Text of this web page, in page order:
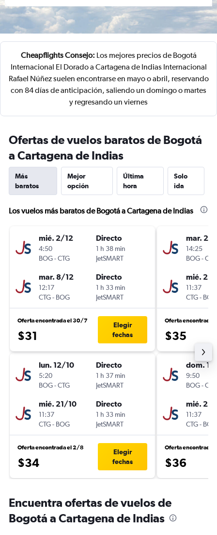
Cheapflights Consejo: Los mejores precios de Bogotá
Internacional El Dorado a Cartagena de Indias Internacional
Rafael Núñez suelen encontrarse en mayo o abril, reservando
con 84 días de anticipación, saliendo un domingo o martes
y regresando un viernes
Ofertas de vuelos baratos de Bogotá
a Cartagena de Indias
Más
baratos
Mejor
opción
Última
hora
Solo
ida
Los vuelos más baratos de Bogotá a Cartagena de Indias
mié. 2/12
4:50
BOG-CTG
Directo
1 h 38 min
JetSMART
mar. 8/12
12:17
CTG- BOG
Directo
1 h 33 min
JetSMART
Oferta encontrada el 30/7
$31
Elegir
fechas
lun. 12/10
5:20
BOG-CTG
Directo
1 h 37 min
JetSMART
mié. 21/10
11:37
CTG- BOG
Directo
1 h 33 min
JetSMART
Oferta encontrada el 2/8
$34
Elegir
fechas
mar.
14:25
BOG-CTG
mié. 21/
11:37
CTG- BOG
Oferta encontrada
$35
dom.
9:50
BOG-CTG
mié. 21/
11:37
CTG- BOG
Oferta encontrada
$36
Encuentra ofertas de vuelos de
Bogotá a Cartagena de Indias